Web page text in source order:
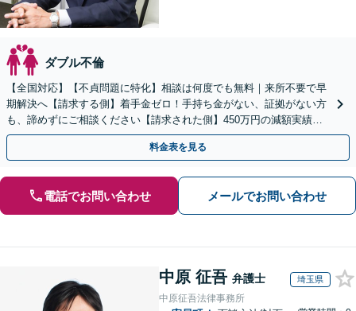
ダブル不倫
【全国対応】【不貞問題に特化】相談は何度でも無料｜来所不要で早
期解決へ【請求する側】着手金ゼロ！手持ち金がない、証拠がない方
も、諦めずにご相談ください【請求された側】450万円の減額実績あ
り／返金保証で費用倒れの心配なし【24時間受付】
料金表を見る
電話でお問い合わせ メールでお問い合わせ
中原 征吾 弁護士 埼玉県
中原征吾法律事務所